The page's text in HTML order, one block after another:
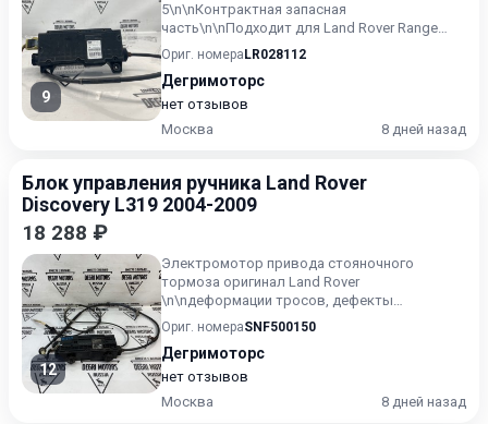
9
5\n\nКонтрактная запасная
часть\n\nПодходит для Land Rover Range
Rover\n3 поколение, 2-й рестайлинг (20...
Ориг. номера LR028112
Дегримоторс
нет отзывов
Москва
8 дней назад
Блок управления ручника Land Rover
Discovery L319 2004-2009
18 288 ₽
12
Электромотор привода стояночного
тормоза оригинал Land Rover
\n\nдеформации тросов, дефекты
оплетки\n\nПодходит для моделей:\nRANGE
ROVER SP...
Ориг. номераSNF500150
Дегримоторс
нет отзывов
Москва
8 дней назад